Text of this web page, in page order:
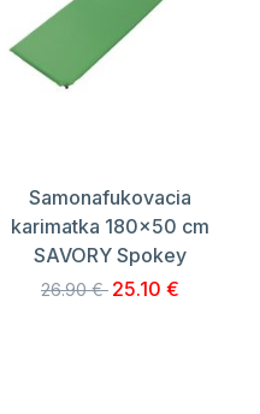
Samonafukovacia
karimatka 180x50 cm
SAVORY Spokey
26.90 € 25.10 €